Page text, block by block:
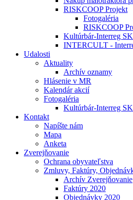
RISKCOOP Projekt
Fotogaléria
RISKCOOP
Kultúrbár-Interreg
INTERCULT -
Udalosti
Aktuality
Archív oznamy
Hlásenie v MR
Kalendár akcií
Fotogaléria
Kultúrbár-Interreg
Kontakt
Napíšte nám
Mapa
Anketa
Zverejňovanie
Ochrana obyvateľstva
Zmluvy, Faktúry,
Archív Zverejňovanie
Faktúry 2020
Objednávky 2020